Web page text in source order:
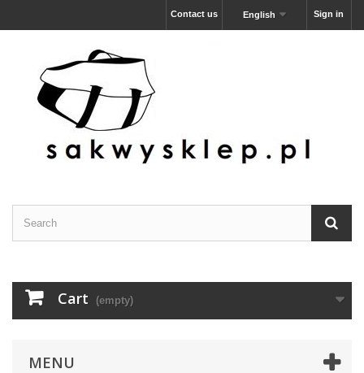
Sign in
English
Contact us
Cart (empty)
MENU